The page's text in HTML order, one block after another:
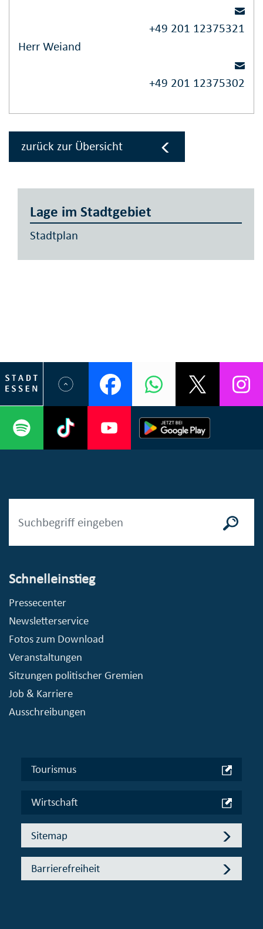
+49 201 12375321
Herr Weiand
+49 201 12375302
zurück zur Übersicht
Lage im Stadtgebiet
Stadtplan
Schnelleinstieg
Pressecenter
Newsletterservice
Fotos zum Download
Veranstaltungen
Sitzungen politischer Gremien
Job & Karriere
Ausschreibungen
Tourismus
Wirtschaft
Sitemap
Barrierefreiheit